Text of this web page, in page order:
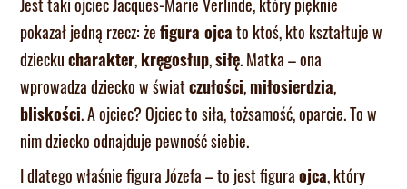
pokazał jedną rzecz: żefigura ojcato ktoś, kto kształtuje w
dzieckucharakter,kręgosłup,siłę. Matka – ona
wprowadza dziecko w światczułości,miłosierdzia,
bliskości. A ojciec? Ojciec to siła, tożsamość, oparcie. To w
nim dziecko odnajduje pewność siebie.
I dlatego właśnie figura Józefa – to jest figuraojca, który